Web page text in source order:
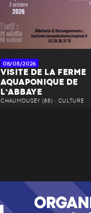
08/08/2026
VISITE DE LA FERME
AQUAPONIQUE DE
L’ABBAYE
CHAUMOUSEY (88) • CULTURE